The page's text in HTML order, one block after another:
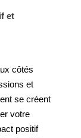
et
côtés
et
se créent
votre
positif